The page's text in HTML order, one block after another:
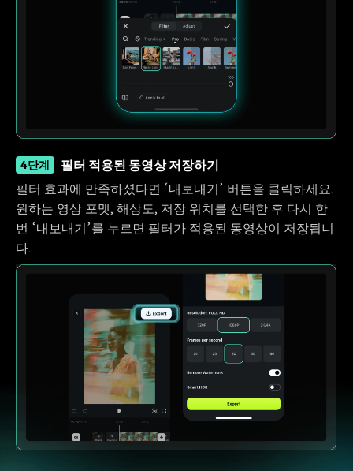
4단계 필터 적용된 동영상 저장하기
필터 효과에 만족하셨다면 ‘내보내기’ 버튼을 클릭하세요.
원하는 영상 포맷, 해상도, 저장 위치를 선택한 후 다시 한
번 ‘내보내기’를 누르면 필터가 적용된 동영상이 저장됩니
다.